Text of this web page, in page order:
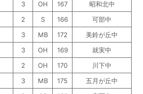
3 OH 167
昭和北中
2 S 166
可部中
3 MB 172
美鈴が丘中
3 OH 169
就実中
2 OH 170
川下中
3 MB 175
五月が丘中